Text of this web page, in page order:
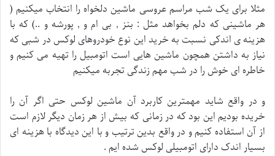
مثلا برای یک شب مراسم عروسی ماشین دلخواه را انتخاب میکنیم (
هر ماشینی که دلم بخواهد مثل : بنز , بی ام و , پورشه و ..) که با
هزینه ی اندکی نسبت به خرید این نوع خودروهای لوکس در شبی که
نیاز به داشتن همچون ماشین هایی است اتومبیل را تهیه می کنیم و
خاطره ای خوش را در شب مهم زندگی تجربه میکنیم
و در واقع شاید مهمترین کاربرد آن ماشین لوکس حتی اگر آن را
خریده بودیم این بود که در زمانی که بیش از هر زمان دیگر لازم است
از آن استفاده کنیم و در واقع بدین ترتیب و با این دیدگاه با هزینه ای
بسیار اندک دارای اتومبیلی لوکس شده ایم .